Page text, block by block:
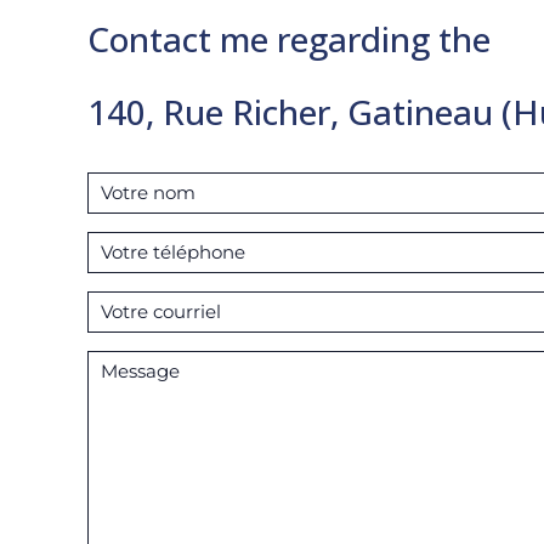
Contact me regarding the
140, Rue Richer, Gatineau